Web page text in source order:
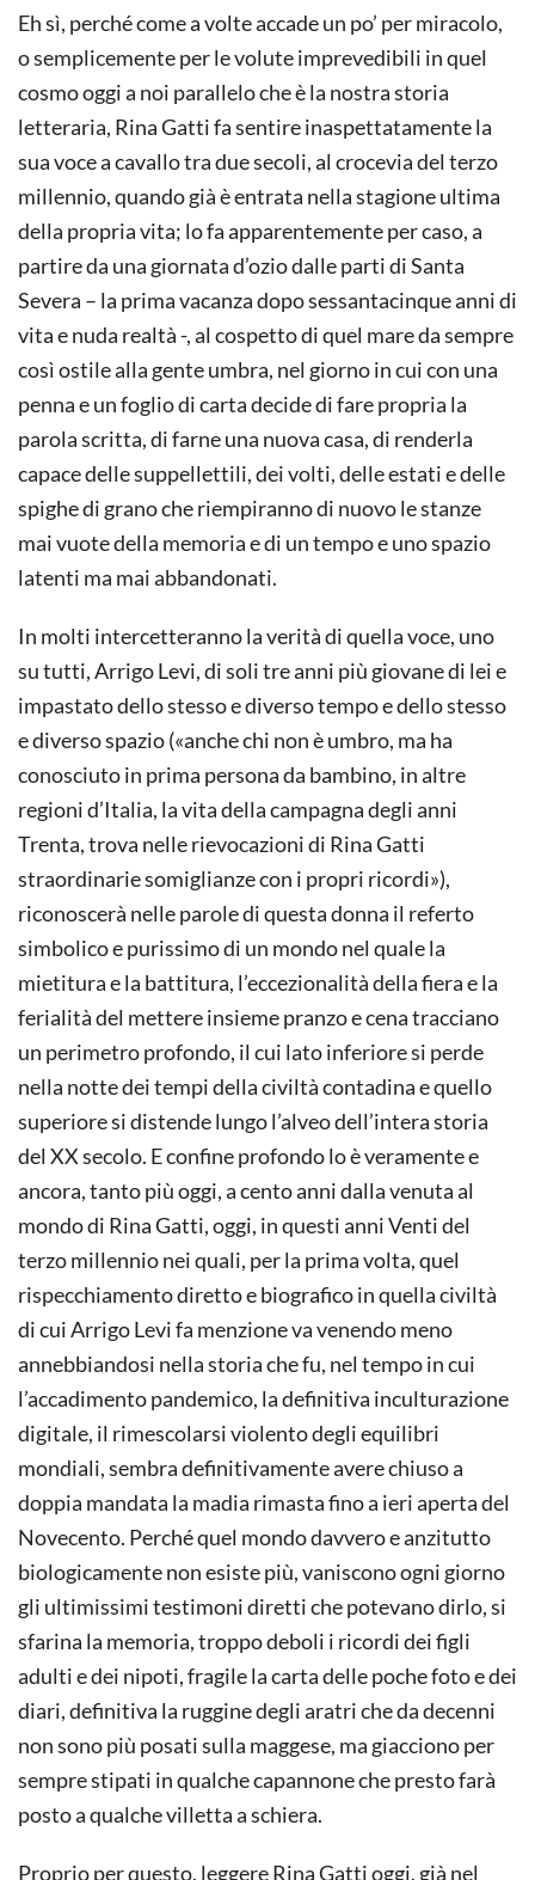
Eh sì, perché come a volte accade un po’ per miracolo,
o semplicemente per le volute imprevedibili in quel
cosmo oggi a noi parallelo che è la nostra storia
letteraria, Rina Gatti fa sentire inaspettatamente la
sua voce a cavallo tra due secoli, al crocevia del terzo
millennio, quando già è entrata nella stagione ultima
della propria vita; lo fa apparentemente per caso, a
partire da una giornata d’ozio dalle parti di Santa
Severa – la prima vacanza dopo sessantacinque anni di
vita e nuda realtà -, al cospetto di quel mare da sempre
così ostile alla gente umbra, nel giorno in cui con una
penna e un foglio di carta decide di fare propria la
parola scritta, di farne una nuova casa, di renderla
capace delle suppellettili, dei volti, delle estati e delle
spighe di grano che riempiranno di nuovo le stanze
mai vuote della memoria e di un tempo e uno spazio
latenti ma mai abbandonati.
In molti intercetteranno la verità di quella voce, uno
su tutti, Arrigo Levi, di soli tre anni più giovane di lei e
impastato dello stesso e diverso tempo e dello stesso
e diverso spazio («anche chi non è umbro, ma ha
conosciuto in prima persona da bambino, in altre
regioni d’Italia, la vita della campagna degli anni
Trenta, trova nelle rievocazioni di Rina Gatti
straordinarie somiglianze con i propri ricordi»),
riconoscerà nelle parole di questa donna il referto
simbolico e purissimo di un mondo nel quale la
mietitura e la battitura, l’eccezionalità della fiera e la
ferialità del mettere insieme pranzo e cena tracciano
un perimetro profondo, il cui lato inferiore si perde
nella notte dei tempi della civiltà contadina e quello
superiore si distende lungo l’alveo dell’intera storia
del XX secolo. E confine profondo lo è veramente e
ancora, tanto più oggi, a cento anni dalla venuta al
mondo di Rina Gatti, oggi, in questi anni Venti del
terzo millennio nei quali, per la prima volta, quel
rispecchiamento diretto e biografico in quella civiltà
di cui Arrigo Levi fa menzione va venendo meno
annebbiandosi nella storia che fu, nel tempo in cui
l’accadimento pandemico, la definitiva inculturazione
digitale, il rimescolarsi violento degli equilibri
mondiali, sembra definitivamente avere chiuso a
doppia mandata la madia rimasta fino a ieri aperta del
Novecento. Perché quel mondo davvero e anzitutto
biologicamente non esiste più, vaniscono ogni giorno
gli ultimissimi testimoni diretti che potevano dirlo, si
sfarina la memoria, troppo deboli i ricordi dei figli
adulti e dei nipoti, fragile la carta delle poche foto e dei
diari, definitiva la ruggine degli aratri che da decenni
non sono più posati sulla maggese, ma giacciono per
sempre stipati in qualche capannone che presto farà
posto a qualche villetta a schiera.
Proprio per questo, leggere Rina Gatti oggi, già nel